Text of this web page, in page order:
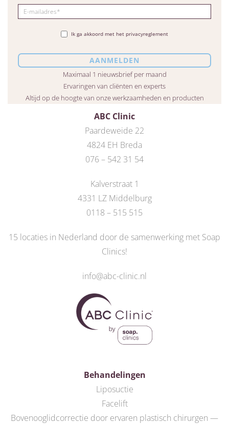
ABC Clinic
Paardeweide 22
4824 EH Breda
076 – 542 31 54
Kalverstraat 1
4331 LZ Middelburg
0118 – 515 515
15 locaties in Nederland door de samenwerking met Soap
Clinics!
info@abc-clinic.nl
Behandelingen
Liposuctie
Facelift
Bovenooglidcorrectie door ervaren plastisch chirurgen —
Ik ga akkoord met het privacyreglement
Maximaal 1 nieuwsbrief per maand
Ervaringen van cliënten en experts
Altijd op de hoogte van onze werkzaamheden en producten